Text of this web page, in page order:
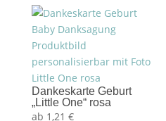
Dankeskarte Geburt
„Little One“ rosa
ab 1,21 €